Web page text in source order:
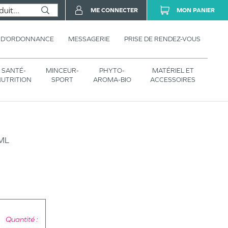
MESSAGERIE PRISE DE RENDEZ-VOUS
SANTÉ-
MINCEUR-
SPORT
PHYTO-
AROMA-BIO
MATÉRIEL ET
ACCESSOIRES
ME CONNECTER MON PANIER
Quantité :